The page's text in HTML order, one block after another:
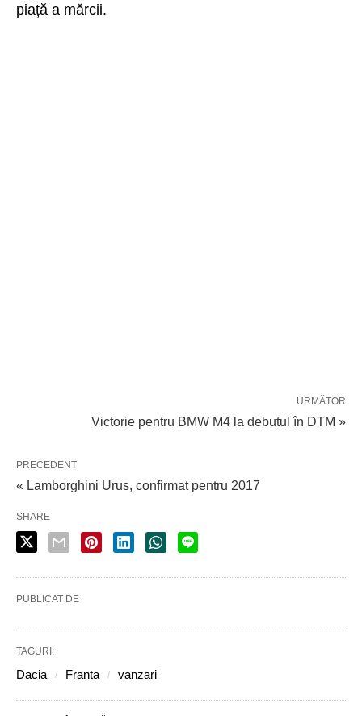
piață a mărcii.
URMĂTOR
Victorie pentru BMW M4 la debutul în DTM »
PRECEDENT
« Lamborghini Urus, confirmat pentru 2017
SHARE
PUBLICAT DE
TAGURI:
Dacia Franta vanzari